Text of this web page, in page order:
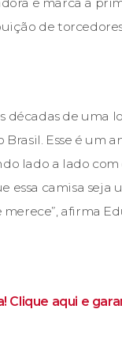
de
décadas de uma
Esse é um
lado a lado
essa camisa
afirma
Clique aqui e